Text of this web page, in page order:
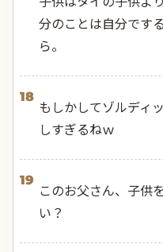
分のことは自分です
ら。
18
もしかしてゾルディ
しすぎるねｗ
19
このお父さん、子供
い？